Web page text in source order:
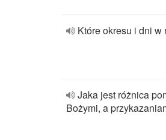
Które okresu i dni
Jaka jest różnica
Bożymi, a